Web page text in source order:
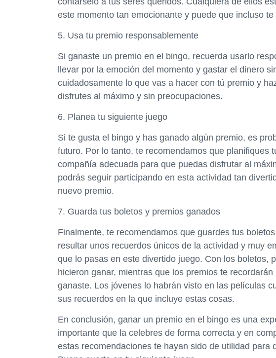
este momento tan emocionante y puede que incluso
5. Usa tu premio responsablemente
Si ganaste un premio en el bingo, recuerda usarlo
llevar por la emoción del momento y gastar el dinero
cuidadosamente lo que vas a hacer con tú premio y
disfrutes al máximo y sin preocupaciones.
6. Planea tu siguiente juego
Si te gusta el bingo y has ganado algún premio, es
futuro. Por lo tanto, te recomendamos que planifiques
compañía adecuada para que puedas disfrutar al
podrás seguir participando en esta actividad tan
nuevo premio.
7. Guarda tus boletos y premios ganados
Finalmente, te recomendamos que guardes tus
resultar unos recuerdos únicos de la actividad y muy
que lo pasas en este divertido juego. Con los boletos,
hicieron ganar, mientras que los premios te
ganaste. Los jóvenes lo habrán visto en las películas
sus recuerdos en la que incluye estas cosas.
En conclusión, ganar un premio en el bingo es una
importante que la celebres de forma correcta y en
estas recomendaciones te hayan sido de utilidad para